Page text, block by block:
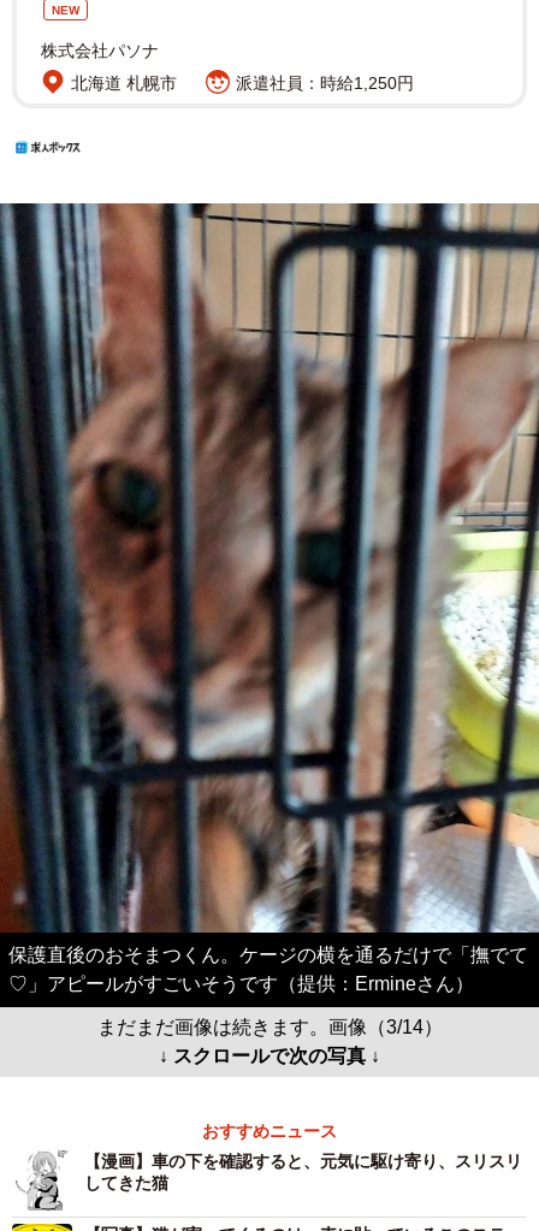
NEW
株式会社パソナ
北海道 札幌市
派遣社員：時給1,250円
保護直後のおそまつくん。ケージの横を通るだけで「撫でて
♡」アピールがすごいそうです（提供：Ermineさん）
まだまだ画像は続きます。画像（3/14）
↓ スクロールで次の写真 ↓
おすすめニュース
【漫画】車の下を確認すると、元気に駆け寄り、スリスリ
してきた猫